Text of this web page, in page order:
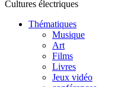
Cultures électriques
Thématiques
Musique
Art
Films
Livres
Jeux vidéo